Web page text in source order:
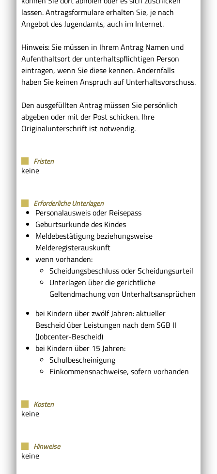
lassen. Antragsformulare erhalten Sie, je nach
Angebot des Jugendamts, auch im Internet.
Hinweis:Sie müssen in Ihrem Antrag Namen und
Aufenthaltsort der unterhaltspflichtigen Person
eintragen, wenn Sie diese kennen. Andernfalls
haben Sie keinen Anspruch auf Unterhaltsvorschuss.
Den ausgefüllten Antrag müssen Sie persönlich
abgeben oder mit der Post schicken. Ihre
Originalunterschrift ist notwendig.
Fristen
keine
Erforderliche Unterlagen
Personalausweis oder Reisepass
Geburtsurkunde des Kindes
Meldebestätigung beziehungsweise
Melderegisterauskunft
wenn vorhanden:
Scheidungsbeschluss oder Scheidungsurteil
Unterlagen über die gerichtliche
Geltendmachung von Unterhaltsansprüchen
bei Kindern über zwölf Jahren: aktueller
Bescheid über Leistungen nach dem SGB II
(Jobcenter-Bescheid)
bei Kindern über 15 Jahren:
Schulbescheinigung
Einkommensnachweise, sofern vorhanden
Kosten
keine
Hinweise
keine